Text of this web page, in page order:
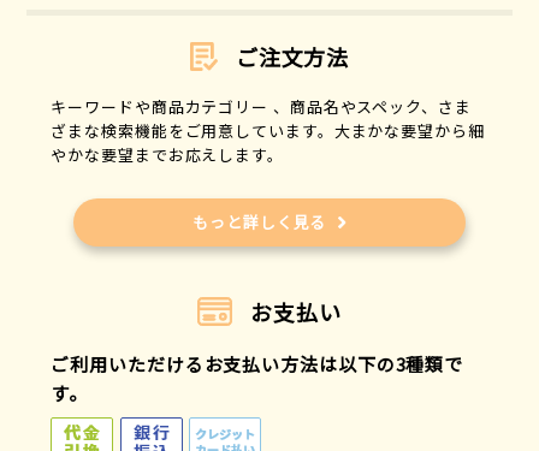
ご注文方法
キーワードや商品カテゴリー 、商品名やスペック、さま
ざまな検索機能をご用意しています。大まかな要望から細
やかな要望までお応えします。
もっと詳しく見る
お支払い
ご利用いただけるお支払い方法は以下の3種類で
す。